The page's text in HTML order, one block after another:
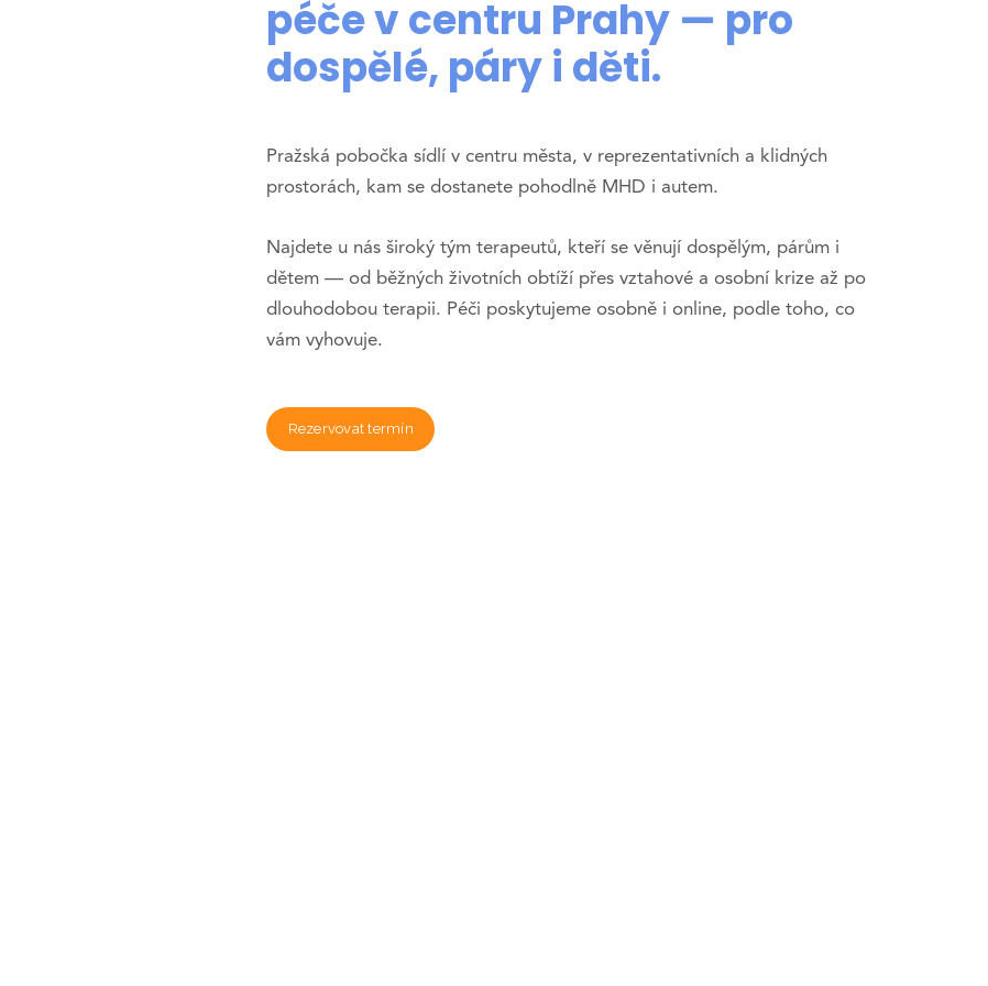
péče v centru Prahy — pro
dospělé, páry i děti.
Pražská pobočka sídlí v centru města, v reprezentativních a klidných
prostorách, kam se dostanete pohodlně MHD i autem.
Najdete u nás široký tým terapeutů, kteří se věnují dospělým, párům i
dětem — od běžných životních obtíží přes vztahové a osobní krize až po
dlouhodobou terapii. Péči poskytujeme osobně i online, podle toho, co
vám vyhovuje.
Rezervovat termín